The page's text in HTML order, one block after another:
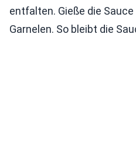
entfalten. Gieße die
Garnelen. So bleibt die